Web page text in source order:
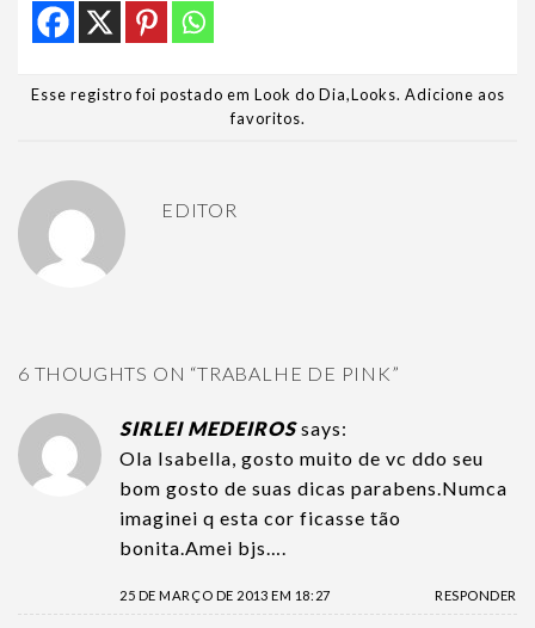
Esse registro foi postado em Look do Dia,Looks. Adicione aos
favoritos.
EDITOR
6 THOUGHTS ON “TRABALHE DE PINK”
SIRLEI MEDEIROS says:
Ola Isabella, gosto muito de vc ddo seu
bom gosto de suas dicas parabens.Numca
imaginei q esta cor ficasse tão
bonita.Amei bjs….
25 DE MARÇO DE 2013 EM 18:27 RESPONDER